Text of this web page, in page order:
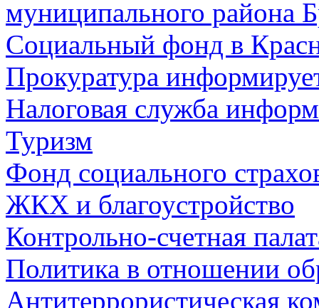
муниципального района
Социальный фонд в
Прокуратура
Налоговая служба
Туризм
Фонд социального
ЖКХ и благоустройство
Контрольно-счетная
Политика в отношении
Антитеррористическая